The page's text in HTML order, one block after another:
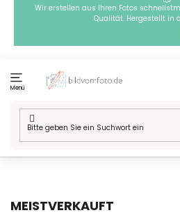
springen
Wir erstellen aus Ihren Fotos
Qualität. Hergestellt in
Menü
Startseite
Technik / Malen nach Zahlen
MEISTVERKAUFT